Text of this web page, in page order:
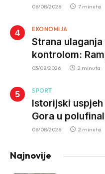
trotinetima i
06/08/2026 7 minuta
EKONOMIJA
Strana
kontrolom:
03/08/2026 2 minuta
SPORT
Istorijski uspjeh
Gora u
nakon pobjede
06/08/2026 2 minuta
Najnovije